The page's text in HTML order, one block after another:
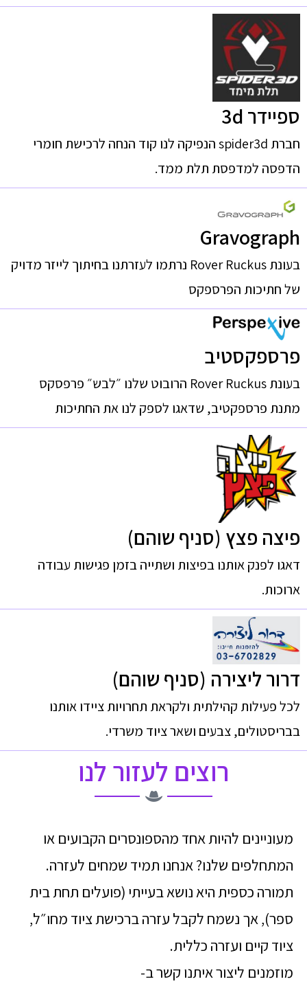
ספיידר 3d
חברת spider3d הנפיקה לנו קוד הנחה לרכישת חומרי
הדפסה למדפסת תלת ממד.
Gravograph
בעונת Rover Ruckus נרתמו לעזרתנו בחיתוך לייזר מדויק
של חתיכות הפרספקס
פרספקסטיב
בעונת Rover Ruckus הרובוט שלנו ״לבש״ פרפסקס
מתנת פרספקטיב, שדאגו לספק לנו את החתיכות
פיצה פצץ (סניף שוהם)
דאגו לפנק אותנו בפיצות ושתייה בזמן פגישות עבודה
ארוכות.
דרור ליצירה (סניף שוהם)
לכל פעילות קהילתית ולקראת תחרויות ציידו אותנו
בבריסטולים, צבעים ושאר ציוד משרדי.
רוצים לעזור לנו
מעוניינים להיות אחד מהספונסרים הקבועים או
המתחלפים שלנו? אנחנו תמיד שמחים לעזרה.
תמורה כספית היא נושא בעייתי (פועלים תחת בית
ספר), אך נשמח לקבל עזרה ברכישת ציוד מחו״ל,
ציוד קיים ועזרה כללית.
מוזמנים ליצור איתנו קשר ב-